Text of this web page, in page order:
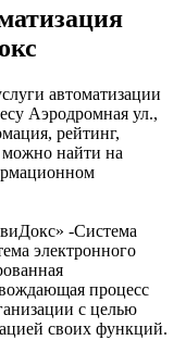
автоматизации
Аэродромная ул.,
рейтинг,
можно найти на
-Система
электронного
процесс
с целью
своих функций.